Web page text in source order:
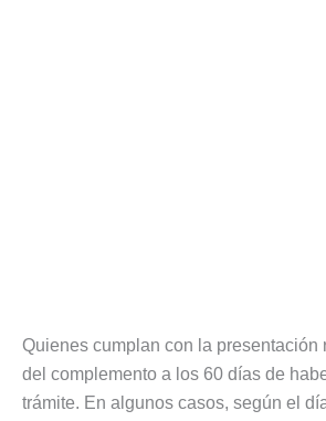
Quienes cumplan con la presentación
del complemento a los 60 días de
trámite. En algunos casos, según el